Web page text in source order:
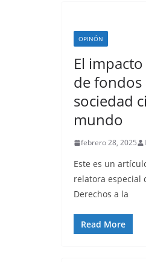
OPINÓN
El
de fondos
sociedad
mundo
febrero 28, 2025
Este es un
relatora especial
Derechos a la
Read More